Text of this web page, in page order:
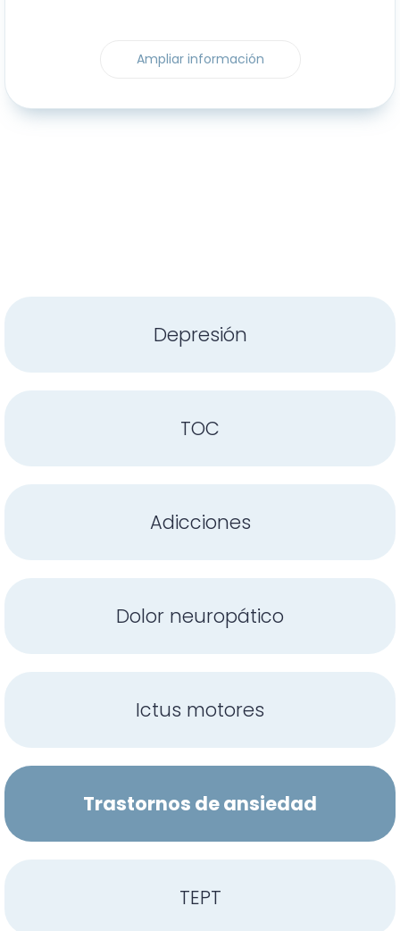
Ampliar información
Depresión
TOC
Adicciones
Dolor neuropático
Ictus motores
Trastornos de ansiedad
TEPT